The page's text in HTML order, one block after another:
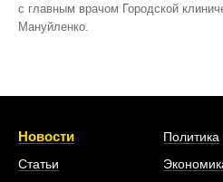
с главным врачом Городской
Мануйленко.
Новости
Статьи
Политика